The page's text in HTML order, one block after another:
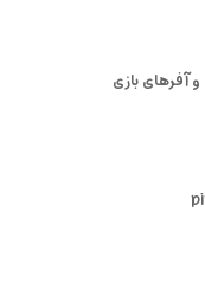
و آفرهای بازی